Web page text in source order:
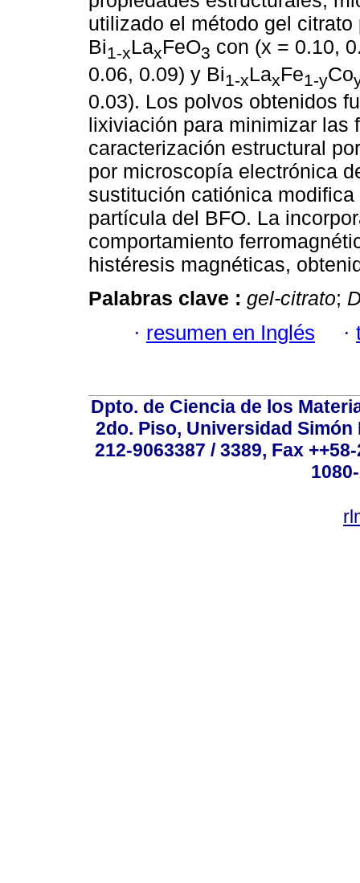
utilizado el método gel
Bi1-xLaxFeO3 con (x = 0.10,
0.06, 0.09) y Bi1-xLaxFe1-yCo
0.03). Los polvos obtenidos
lixiviación para minimizar las
caracterización estructural
por microscopía electrónica
sustitución catiónica
partícula del BFO. La
comportamiento
histéresis magnéticas,
Palabras clave : gel-citrato;
· resumen en Inglés ·
Dpto. de Ciencia de los
2do. Piso, Universidad
212-9063387 / 3389, Fax